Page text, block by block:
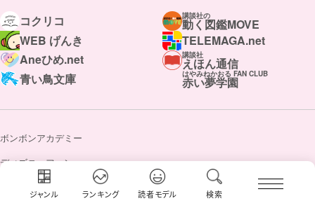
ジャンル ランキング 読者モデル 検索
コクリコ
講談社の
動く図鑑MOVE
WEB げんき
TELEMAGA.net
Aneひめ.net
講談社
えほん通信
青い鳥文庫
はやみねかおる FAN CLUB
赤い夢学園
ボンボンアカデミー
ディズニーファン
講談社の学習まんが 日本の歴史